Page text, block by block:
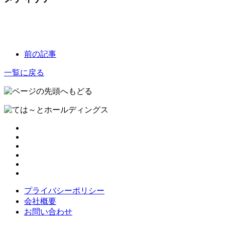
前の記事
一覧に戻る
プライバシーポリシー
会社概要
お問い合わせ